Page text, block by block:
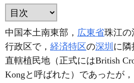
中国本土南東部， 広東省珠江の
行政区で， 経済特区の深圳 に隣
直轄植民地（正式にはBritish
Kongと呼ばれた）であったが